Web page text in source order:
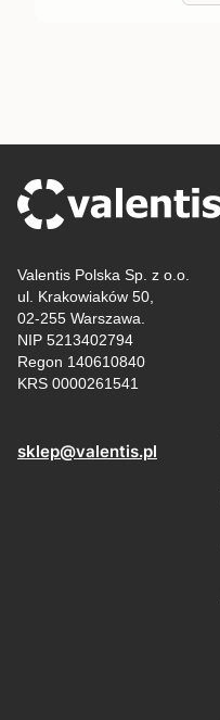
Valentis Polska Sp. z o.o.
ul. Krakowiaków 50,
02-255 Warszawa.
NIP 5213402794
Regon 140610840
KRS 0000261541
sklep@valentis.pl